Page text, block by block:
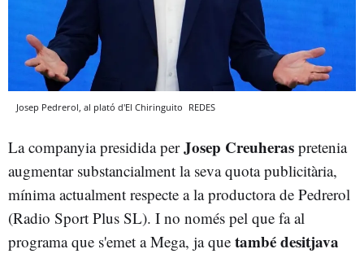
Josep Pedrerol, al plató d'El Chiringuito REDES
La companyia presidida perJosep Creuheras pretenia
augmentar substancialment la seva quota publicitària,
mínima actualment respecte a la productora de Pedrerol
(Radio Sport Plus SL). I no només pel que fa al
programa que s'emet a Mega, ja que també desitjava